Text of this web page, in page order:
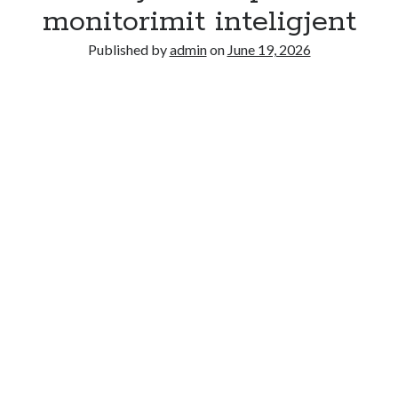
Recent Comments
No comments to show.
monitorimit inteligjent
Published byadminon June 19, 2026